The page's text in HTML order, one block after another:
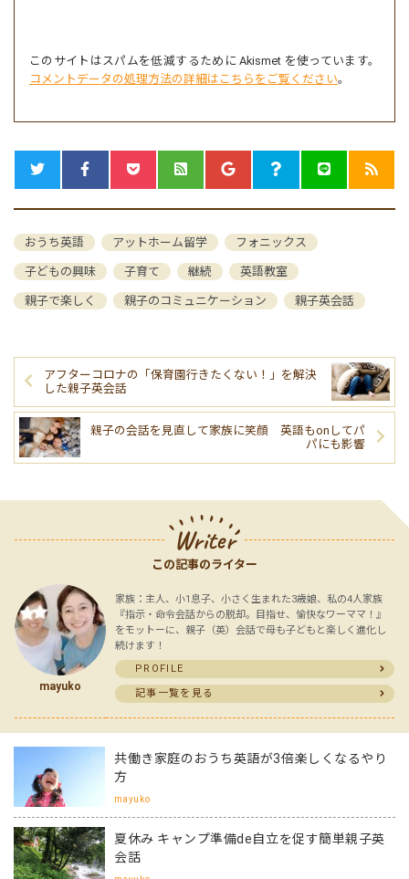
このサイトはスパムを低減するために Akismet を使っています。
コメントデータの処理方法の詳細はこちらをご覧ください。
おうち英語 アットホーム留学 フォニックス
子どもの興味 子育て 継続 英語教室
親子で楽しく 親子のコミュニケーション 親子英会話
アフターコロナの「保育園行きたくない！」を解決
した親子英会話
親子の会話を見直して家族に笑顔 英語もonしてパ
パにも影響
Writer
この記事のライター
mayuko
家族：主人、小1息子、小さく生まれた3歳娘、私の4人家族
『指示・命令会話からの脱却。目指せ、愉快なワーママ！』
をモットーに、親子（英）会話で母も子どもと楽しく進化し
続けます！
PROFILE
記事一覧を見る
共働き家庭のおうち英語が3倍楽しくなるやり
方
mayuko
夏休み キャンプ準備de自立を促す簡単親子英
会話